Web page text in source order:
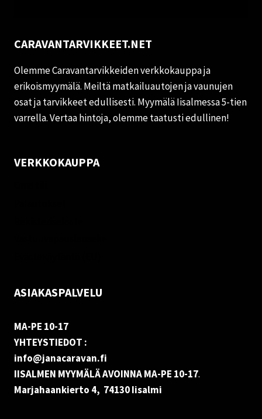
CARAVANTARVIKKEET.NET
Olemme Caravantarvikkeiden verkkokauppa ja
erikoismyymälä. Meiltä matkailuautojen ja vaunujen
osat ja tarvikkeet edullisesti. Myymälä Iisalmessa 5-tien
varrella. Vertaa hintoja, olemme taatusti edullinen!
VERKKOKAUPPA
ASIAKASPALVELU
MA-PE 10-17
YHTEYSTIEDOT :
info@janacaravan.fi
IISALMEN MYYMÄLÄ AVOINNA MA-PE 10-17.
Marjahaankierto 4, 74130 Iisalmi